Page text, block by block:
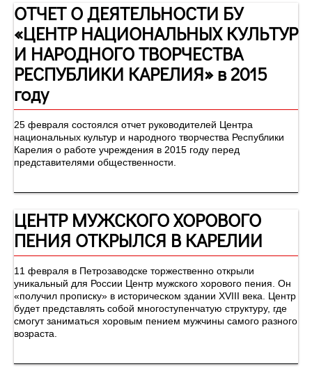
ОТЧЕТ О ДЕЯТЕЛЬНОСТИ БУ
«ЦЕНТР НАЦИОНАЛЬНЫХ КУЛЬТУР
И НАРОДНОГО ТВОРЧЕСТВА
РЕСПУБЛИКИ КАРЕЛИЯ» в 2015
году
25 февраля состоялся отчет руководителей Центра
национальных культур и народного творчества Республики
Карелия о работе учреждения в 2015 году перед
представителями общественности.
ЦЕНТР МУЖСКОГО ХОРОВОГО
ПЕНИЯ ОТКРЫЛСЯ В КАРЕЛИИ
11 февраля в Петрозаводске торжественно открыли
уникальный для России Центр мужского хорового пения. Он
«получил прописку» в историческом здании XVIII века. Центр
будет представлять собой многоступенчатую структуру, где
смогут заниматься хоровым пением мужчины самого разного
возраста.